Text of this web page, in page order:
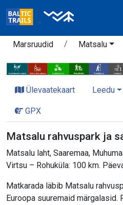
Marsruudid Matsalu
Ülevaatekaart Leedu
GPX
Matsalu rahvuspark ja
Matsalu laht, Saaremaa,
Virtsu – Rohuküla: 100 km.
Matkarada läbib Matsalu
Euroopa suuremaid märgalasid.